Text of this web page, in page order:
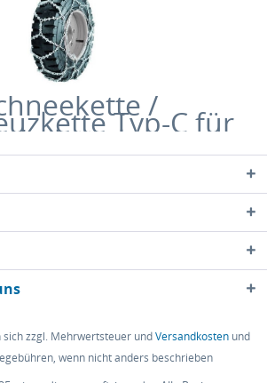
/
Typ-C für
zzgl. Mehrwertsteuer undVersandkostenund
wenn nicht anders beschrieben